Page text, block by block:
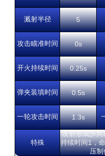
溅射半径 5
攻击瞄准时间 0s
开火持续时间 0.25s
弹夹装填时间 0.5s
一轮攻击时间 1.3s
特殊
发射形成步
持续时间1，
压制